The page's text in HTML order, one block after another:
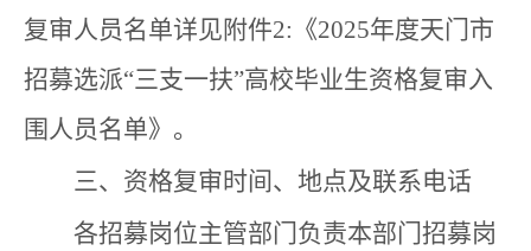
复审人员名单详见附件2:《2025年度天门市
招募选派“三支一扶”高校毕业生资格复审入
围人员名单》。
三、资格复审时间、地点及联系电话
各招募岗位主管部门负责本部门招募岗